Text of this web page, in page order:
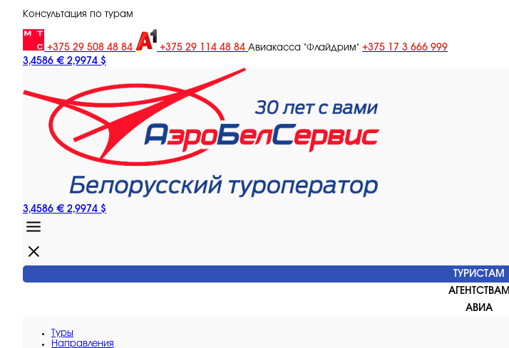
Консультация по турам
+375 29 508 48 84 +375 29 114 48 84 Авиакасса "Флайдрим" +375 17 3 666 999
3,4586 € 2,9974 $
3,4586 € 2,9974 $
ТУРИСТАМ
АГЕНТСТВАМ
АВИА
Туры
Направления